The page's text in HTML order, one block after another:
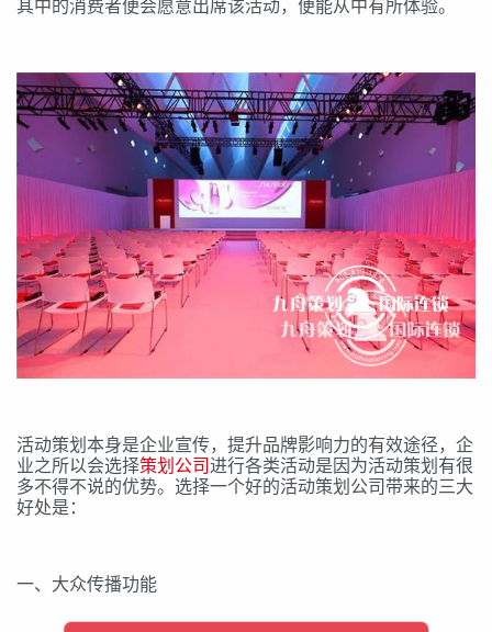
其中的消费者便会愿意出席该活动，便能从中有所体验。
活动策划本身是企业宣传，提升品牌影响力的有效途径，企
业之所以会选择策划公司进行各类活动是因为活动策划有很
多不得不说的优势。选择一个好的活动策划公司带来的三大
好处是：
一、大众传播功能